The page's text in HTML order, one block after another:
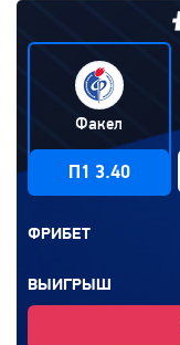
Факел
П1 3.40
ФРИБЕТ
ВЫИГРЫШ